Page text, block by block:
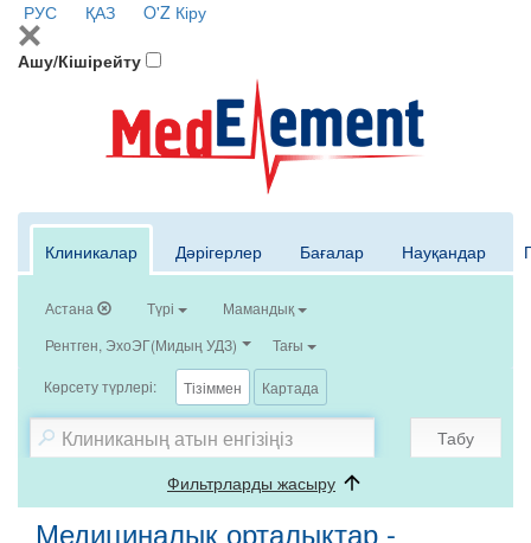
РУС ҚАЗ O'Z Кіру
Ашу/Кішірейту
Клиникалар Дәрігерлер Бағалар Науқандар
Астана Түрі
Мамандық
Рентген, ЭхоЭГ(Мидың УДЗ)
Тағы
Көрсету түрлері: Тізіммен Картада
Табу
Фильтрларды жасыру
Медициналық орталықтар -